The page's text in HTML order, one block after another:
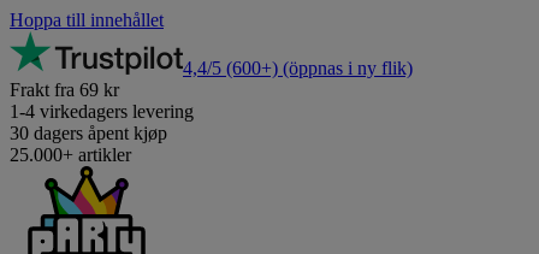
Hoppa till innehållet
4,4/5 (600+) (öppnas i ny flik)
Frakt fra 69 kr
1-4 virkedagers levering
30 dagers åpent kjøp
25.000+ artikler